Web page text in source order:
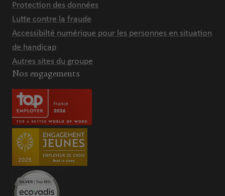
Protection des données
Lutte contre la fraude
Accessibilté numérique pour les personnes en situation
de handicap
Autres sites du groupe
Nos engagements